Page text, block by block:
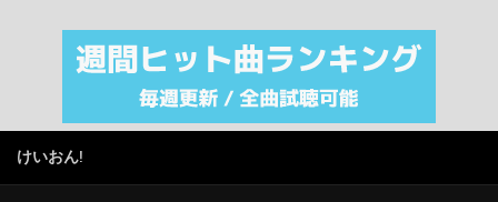
注目カテゴリ
オリジナルiTunes週間トップソング
けいおん!